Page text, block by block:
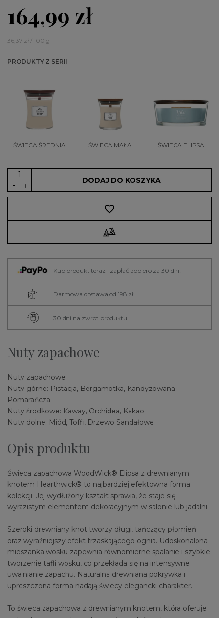
164,99 zł
36,37 zł / 100 g
PRODUKTY Z SERII
ŚWIECA ŚREDNIA ŚWIECA MAŁA ŚWIECA ELIPSA
DODAJ DO KOSZYKA
favorite_border
Kup produkt teraz i zapłać dopiero za 30 dni!
Darmowa dostawa od 198 zł
30 dni na zwrot produktu
Nuty zapachowe
Nuty zapachowe:
Nuty górne: Pistacja, Bergamotka, Kandyzowana
Pomarańcza
Nuty środkowe: Kaway, Orchidea, Kakao
Nuty dolne: Miód, Toffi, Drzewo Sandałowe
Opis produktu
Świeca zapachowa WoodWick® Elipsa z drewnianym
knotem Hearthwick® to najbardziej efektowna forma
kolekcji. Jej wydłużony kształt sprawia, że staje się
wyrazistym elementem dekoracyjnym w salonie lub jadalni.
Szeroki drewniany knot tworzy długi, tańczący płomień
oraz wyraźniejszy efekt trzaskającego ognia. Udoskonalona
mieszanka wosku zapewnia równomierne spalanie i szybkie
tworzenie tafli wosku, co przekłada się na intensywne
uwalnianie zapachu. Naturalna drewniana pokrywka i
uproszczona forma nadają świecy elegancki charakter.
To świeca zapachowa z drewnianym knotem, która oferuje